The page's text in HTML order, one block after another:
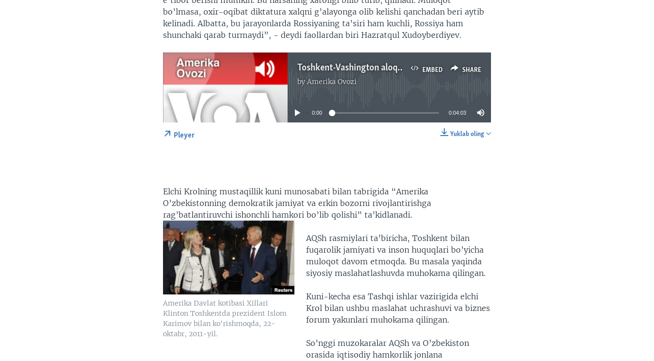
bo’lmasa, oxir-oqibat diktatura xalqni g’alayonga olib kelishi qanchadan beri aytib
kelinadi. Albatta, bu jarayonlarda Rossiyaning ta’siri ham kuchli, Rossiya ham
shunchaki qarab turmaydi”, - deydi faollardan biri Hazratqul Xudoyberdiyev.
EMBED SHARE
Toshkent-Vashington aloqalari jonlangani Rossiyada qizg'in muhokamada, Malik Mansur
byAmerika Ovozi
No media source currently available
0:00 0:04:03
Yuklab oling
Pleyer
Elchi Krolning mustaqillik kuni munosabati bilan tabrigida “Amerika
O’zbekistonning demokratik jamiyat va erkin bozorni rivojlantirishga
rag’batlantiruvchi ishonchli hamkori bo’lib qolishi” ta’kidlanadi.
Amerika Davlat kotibasi Xillari
Klinton Toshkentda prezident Islom
Karimov bilan ko'rishmoqda, 22-
oktabr, 2011-yil.
AQSh rasmiylari ta’biricha, Toshkent bilan
fuqarolik jamiyati va inson huquqlari bo’yicha
muloqot davom etmoqda. Bu masala yaqinda
siyosiy maslahatlashuvda muhokama qilingan.
Kuni-kecha esa Tashqi ishlar vazirigida elchi
Krol bilan ushbu maslahat uchrashuvi va biznes
forum yakunlari muhokama qilingan.
So’nggi muzokaralar AQSh va O’zbekiston
orasida iqtisodiy hamkorlik jonlana